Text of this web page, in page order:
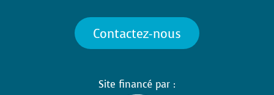
Contactez-nous
Site financé par :